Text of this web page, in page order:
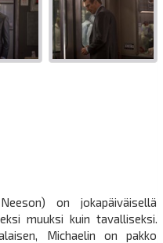
on jokapäiväisellä
muuksi kuin tavalliseksi.
Michaelin on pakko